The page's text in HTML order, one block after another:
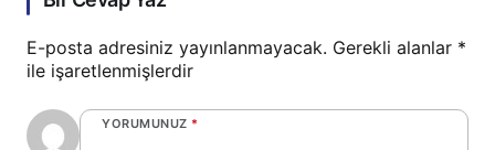
E-posta adresiniz yayınlanmayacak. Gerekli alanlar *
ile işaretlenmişlerdir
YORUMUNUZ *